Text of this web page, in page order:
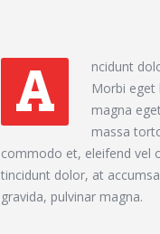
A
ncidunt
Morbi eget
magna
massa
commodo et, eleifend vel
tincidunt dolor, at
gravida, pulvinar magna.